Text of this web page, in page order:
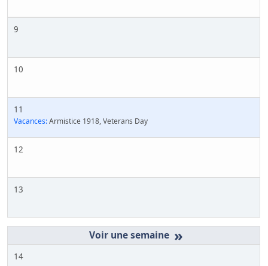
9
10
11
Vacances:Armistice 1918, Veterans Day
12
13
»
14